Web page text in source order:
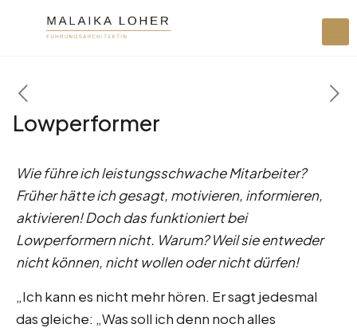
Lowperformer
Wie führe ich leistungsschwache Mitarbeiter?
Früher hätte ich gesagt, motivieren, informieren,
aktivieren! Doch das funktioniert bei
Lowperformern nicht. Warum? Weil sie entweder
nicht können, nicht wollen oder nicht dürfen!
„Ich kann es nicht mehr hören. Er sagt jedesmal
das gleiche: „Was soll ich denn noch alles